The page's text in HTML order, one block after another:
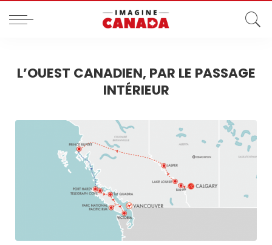
L’OUEST CANADIEN, PAR LE PASSAGE
INTÉRIEUR